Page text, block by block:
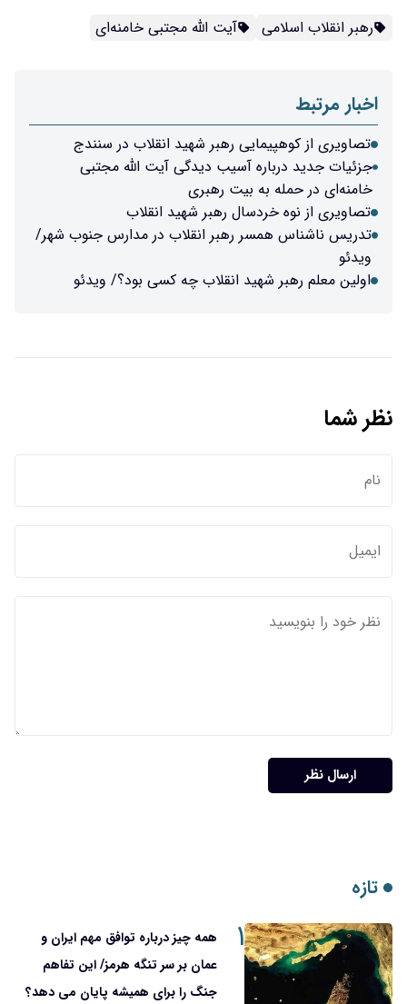
رهبر انقلاب اسلامی آیت الله مجتبی خامنه‌ای
اخبار مرتبط
تصاویری از کوهپیمایی رهبر شهید انقلاب در سنندج
جزئیات جدید درباره آسیب دیدگی آیت الله مجتبی
خامنه‌ای در حمله به بیت رهبری
تصاویری از نوه خردسال رهبر شهید انقلاب
تدریس ناشناس همسر رهبر انقلاب در مدارس جنوب شهر/
ویدئو
اولین معلم رهبر شهید انقلاب چه کسی بود؟/ ویدئو
نظر شما
ارسال نظر
تازه
۱
همه چیز درباره توافق مهم ایران و
عمان بر سر تنگه هرمز/ این تفاهم
جنگ را برای همیشه پایان می دهد؟